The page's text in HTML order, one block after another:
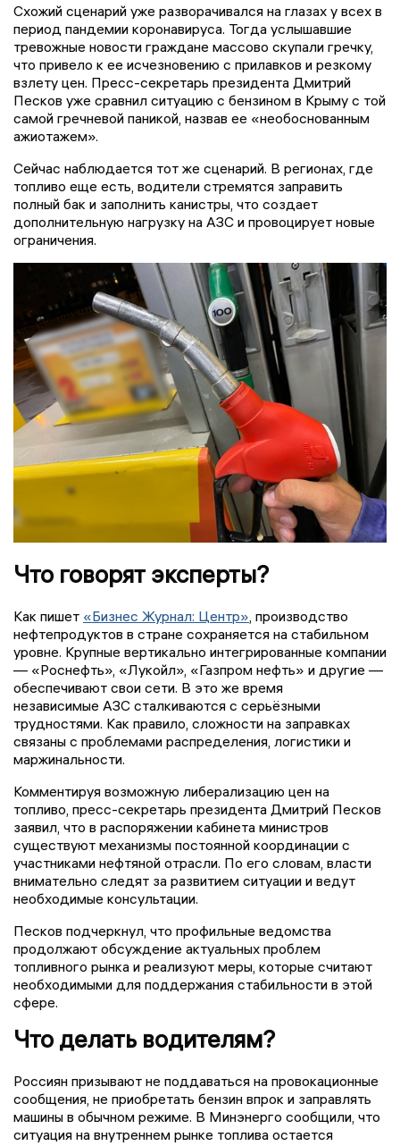
Схожий сценарий уже разворачивался на глазах у всех в
период пандемии коронавируса. Тогда услышавшие
тревожные новости граждане массово скупали гречку,
что привело к ее исчезновению с прилавков и резкому
взлету цен. Пресс-секретарь президента Дмитрий
Песков уже сравнил ситуацию с бензином в Крыму с той
самой гречневой паникой, назвав ее «необоснованным
ажиотажем».
Сейчас наблюдается тот же сценарий. В регионах, где
топливо еще есть, водители стремятся заправить
полный бак и заполнить канистры, что создает
дополнительную нагрузку на АЗС и провоцирует новые
ограничения.
Что говорят эксперты?
Как пишет «Бизнес Журнал: Центр» , производство
нефтепродуктов в стране сохраняется на стабильном
уровне. Крупные вертикально интегрированные компании
— «Роснефть», «Лукойл», «Газпром нефть» и другие —
обеспечивают свои сети. В это же время
независимые АЗС сталкиваются с серьёзными
трудностями. Как правило, сложности на заправках
связаны с проблемами распределения, логистики и
маржинальности.
Комментируя возможную либерализацию цен на
топливо, пресс-секретарь президента Дмитрий Песков
заявил, что в распоряжении кабинета министров
существуют механизмы постоянной координации с
участниками нефтяной отрасли. По его словам, власти
внимательно следят за развитием ситуации и ведут
необходимые консультации.
Песков подчеркнул, что профильные ведомства
продолжают обсуждение актуальных проблем
топливного рынка и реализуют меры, которые считают
необходимыми для поддержания стабильности в этой
сфере.
Что делать водителям?
Россиян призывают не поддаваться на провокационные
сообщения, не приобретать бензин впрок и заправлять
машины в обычном режиме. В Минэнерго сообщили, что
ситуация на внутреннем рынке топлива остается